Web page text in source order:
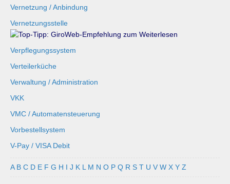
Vernetzung / Anbindung
Vernetzungsstelle
Verpflegungssystem
Verteilerküche
Verwaltung / Administration
VKK
VMC / Automatensteuerung
Vorbestellsystem
V-Pay / VISA Debit
A B C D E F G H I J K L M N O P Q R S T U V W X Y Z